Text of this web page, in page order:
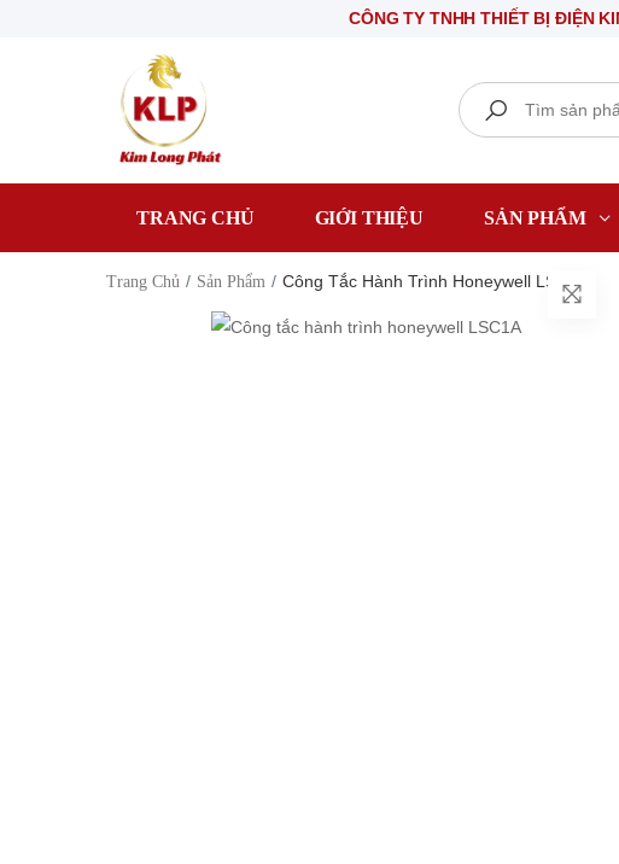
CÔNG TY TNHH THIẾT BỊ ĐIỆN KIM
Search
TRANG CHỦ GIỚI THIỆU SẢN PHẨM
Trang Chủ Sản Phẩm Công Tắc Hành Trình Honeywell LSC1A